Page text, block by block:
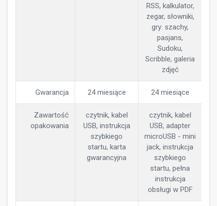
RSS, kalkulator,
zegar, słowniki,
gry: szachy,
pasjans,
Sudoku,
Scribble, galeria
zdjęć
Gwarancja 24 miesiące 24 miesiące
Zawartość
opakowania
czytnik, kabel
USB, instrukcja
szybkiego
startu, karta
gwarancyjna
czytnik, kabel
USB, adapter
microUSB - mini
jack, instrukcja
szybkiego
startu, pełna
instrukcja
obsługi w PDF